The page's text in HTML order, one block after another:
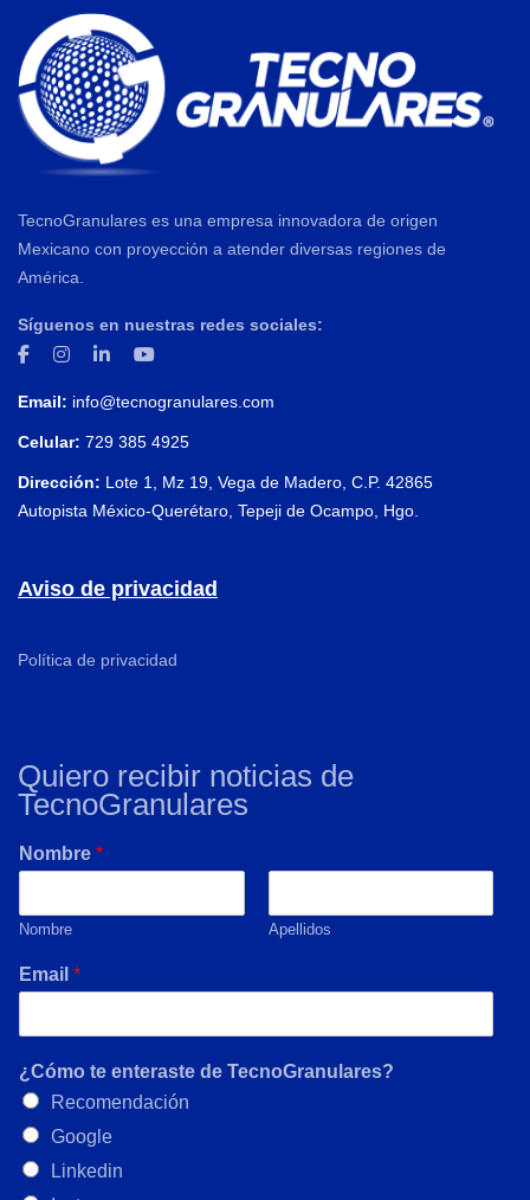
TecnoGranulares es una empresa innovadora de origen
Mexicano con proyección a atender diversas regiones de
América.
Síguenos en nuestras redes sociales:
Email: info@tecnogranulares.com
Celular: 729 385 4925
Dirección: Lote 1, Mz 19, Vega de Madero, C.P. 42865
Autopista México-Querétaro, Tepeji de Ocampo, Hgo.
Aviso de privacidad
Política de privacidad
Quiero recibir noticias de
TecnoGranulares
Nombre *
Nombre Apellidos
Email *
¿Cómo te enteraste de TecnoGranulares?
Recomendación
Google
Linkedin